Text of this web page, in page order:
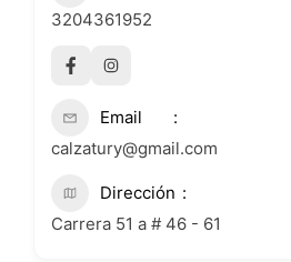
3204361952
Email
calzatury@gmail.com
Dirección
Carrera 51 a # 46 - 61